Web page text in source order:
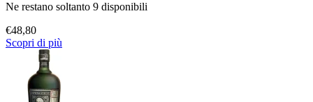
Ne restano soltanto 9 disponibili
€48,80
Scopri di più